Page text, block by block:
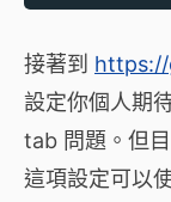
接著到
設定你個人期
tab 問題。但
這項設定可以